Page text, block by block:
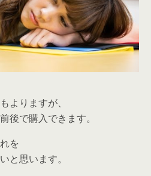
よりますが、
後で購入できます。
を
と思います。